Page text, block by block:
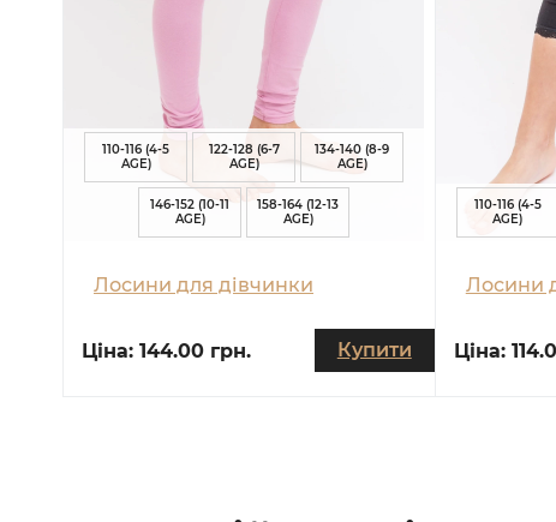
110-116 (4-5
AGE)
122-128 (6-7
AGE)
134-140 (8-9
AGE)
146-152 (10-11
AGE)
158-164 (12-13
AGE)
Лосини для дівчинки
Ціна: 144.00 грн. Купити
110-116 (4-5
AGE)
Лосини
Ціна: